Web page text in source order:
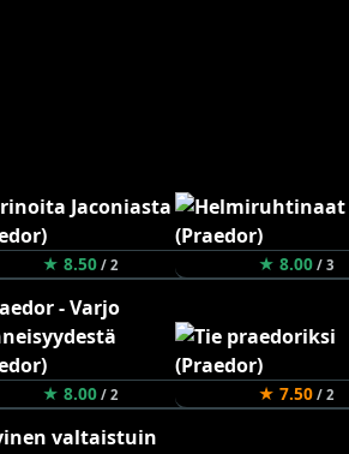
★ 8.50/ 2 ★ 8.00/ 3
★ 8.00/ 2 ★ 7.50/ 2